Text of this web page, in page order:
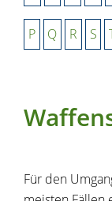
P Q R S
Für den